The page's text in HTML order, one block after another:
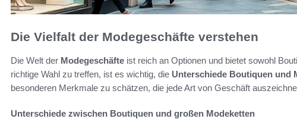
Die Vielfalt der Modegeschäfte verstehen
Die Welt der Modegeschäfte ist reich an Optionen und bietet sowohl
richtige Wahl zu treffen, ist es wichtig, die Unterschiede Boutiquen und
besonderen Merkmale zu schätzen, die jede Art von Geschäft
Unterschiede zwischen Boutiquen und großen Modeketten